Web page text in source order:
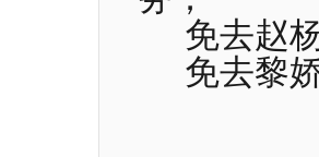
免去赵
免去黎